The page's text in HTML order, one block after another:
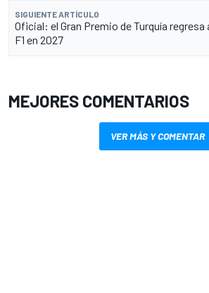
SIGUIENTE ARTÍCULO
Oficial: el Gran Premio de Turquía regresa
F1 en 2027
MEJORES COMENTARIOS
VER MÁS Y COMENTAR